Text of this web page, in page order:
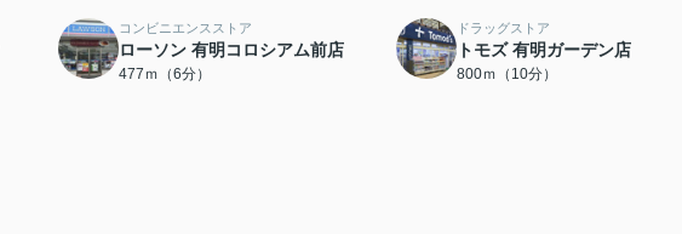
コンビニエンスストア
ローソン 有明コロシアム前店
477ｍ（6分）
ドラッグストア
トモズ 有明ガーデン店
800ｍ（10分）